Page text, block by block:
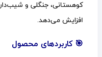
کوهستانی، جنگلی و
افزایش می‌دهد.
🎯 کاربردهای محصول